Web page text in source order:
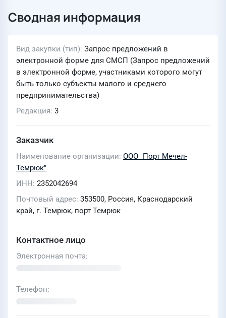
Сводная информация
Вид закупки (тип) Запрос предложений в
электронной форме для СМСП (Запрос предложений
в электронной форме, участниками которого могут
быть только субъекты малого и среднего
предпринимательства)
Редакция 3
Заказчик
Наименование организации ООО "Порт Мечел-
Темрюк"
ИНН 2352042694
Почтовый адрес 353500, Россия, Краснодарский
край, г. Темрюк, порт Темрюк
Контактное лицо
Электронная почта
Телефон